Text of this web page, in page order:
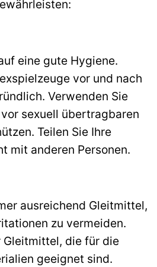
eine gute Hygiene.
vor und nach
Verwenden Sie
sexuell übertragbaren
Teilen Sie Ihre
mit anderen Personen.
ausreichend Gleitmittel,
zu vermeiden.
Gleitmittel, die für die
geeignet sind.